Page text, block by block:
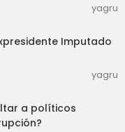
yagru
Imputado
yagru
a políticos